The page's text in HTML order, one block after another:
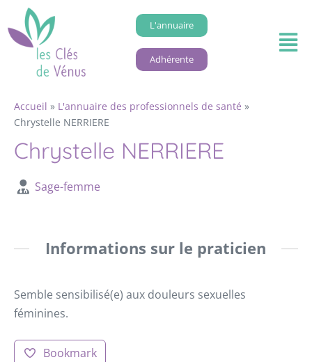
L'annuaire
Adhérente
Accueil » L'annuaire des professionnels de santé »
Chrystelle NERRIERE
Chrystelle NERRIERE
Sage-femme
Informations sur le praticien
Semble sensibilisé(e) aux douleurs sexuelles
féminines.
Bookmark